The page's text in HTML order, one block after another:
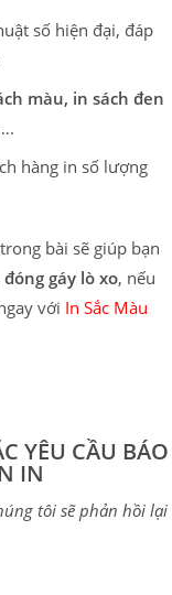
số hiện đại, đáp
màu, in sách đen
hàng in số lượng
bài sẽ giúp bạn
đóng gáy lò xo, nếu
với In Sắc Màu
YÊU CẦU BÁO
IN
tôi sẽ phản hồi lại